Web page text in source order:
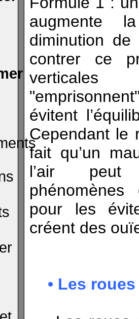
augmente
diminution
contrer ce
évitent
Cependant le
fait qu’un
l’air peut
pour les
créent des
• Les roues